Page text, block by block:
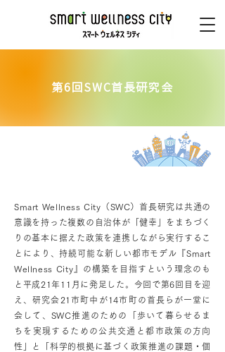
第6回SWC首長研究会
Smart Wellness City（SWC）首長研究は共通の
意識を持った複数の自治体が「健幸」をまちづく
りの基本に据えた政策を連携しながら実行するこ
とにより、持続可能な新しい都市モデル『Smart
Wellness City』の構築を目指すという理念のも
と平成21年11月に発足した。今回で第6回目を迎
え、研究会21市町中が14市町の首長らが一堂に
会して、SWC推進のための「歩いて暮らせるま
ちを実現するための公共交通と都市政策の方向
性」と「科学的根拠に基づく政策推進の課題・個